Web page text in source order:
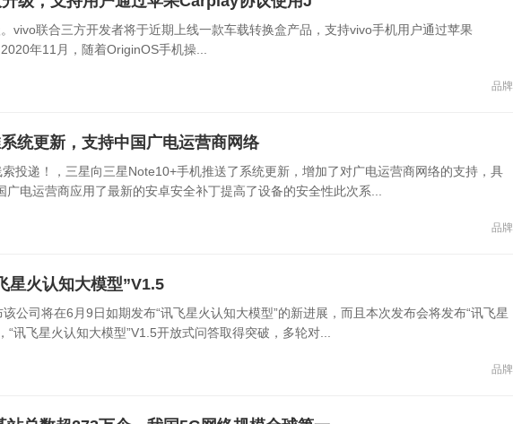
vivo联合三方开发者将于近期上线一款车载转换盒产品，支持vivo手机用户通过苹果
年11月，随着OriginOS手机操...
品牌
统更新，支持中国广电运营商网络
投递！，三星向三星Note10+手机推送了系统更新，增加了对广电运营商网络的支持，具
电运营商应用了最新的安卓安全补丁提高了设备的安全性此次系...
品牌
星火认知大模型”V1.5
公司将在6月9日如期发布“讯飞星火认知大模型”的新进展，而且本次发布会将发布“讯飞星
“讯飞星火认知大模型”V1.5开放式问答取得突破，多轮对...
品牌